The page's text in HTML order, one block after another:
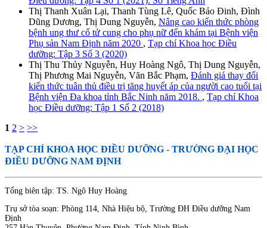
Thị Thanh Xuân Lại, Thanh Tùng Lê, Quốc Bảo Đinh, Đình
Dũng Dương, Thị Dung Nguyễn, Nâng cao kiến thức phòng
bệnh ung thư cổ tử cung cho phụ nữ đến khám tại Bệnh viện
Phụ sản Nam Định năm 2020 , Tạp chí Khoa học Điều
dưỡng: Tập 3 Số 3 (2020)
Thị Thu Thủy Nguyễn, Huy Hoàng Ngô, Thị Dung Nguyễn,
Thị Phương Mai Nguyễn, Văn Bắc Phạm, Đánh giá thay đổi
kiến thức tuân thủ điều trị tăng huyết áp của người cao tuổi tại
Bệnh viện Đa khoa tỉnh Bắc Ninh năm 2018. , Tạp chí Khoa
học Điều dưỡng: Tập 1 Số 2 (2018)
1 2 > >>
TẠP CHÍ KHOA HỌC ĐIỀU DƯỠNG - TRƯỜNG ĐẠI HỌC
ĐIỀU DƯỠNG NAM ĐỊNH
Tổng biên tập: TS. Ngô Huy Hoàng
Trụ sở tòa soạn: Phòng 114, Nhà Hiệu bộ, Trường ĐH Điều dưỡng Nam
Định